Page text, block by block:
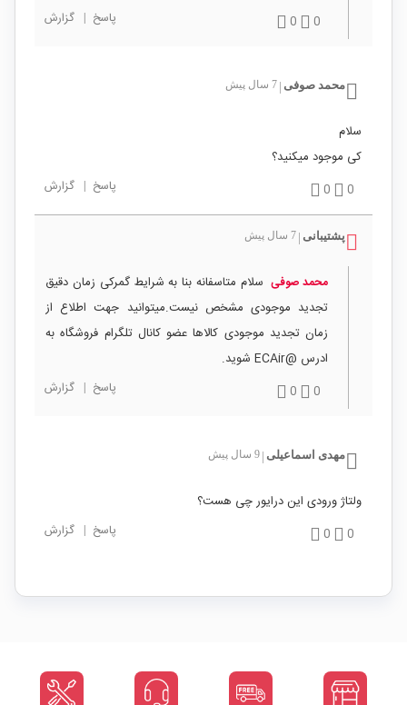
0
0 پاسخ | گزارش
محمد صوفی | 7 سال پیش
سلام
کی موجود میکنید؟
0
0 پاسخ | گزارش
پشتیبانی | 7 سال پیش
محمد صوفی سلام متاسفانه بنا به شرایط گمرکی زمان دقیق
تجدید موجودی مشخص نیست.میتوانید جهت اطلاع از
زمان تجدید موجودی کالاها عضو کانال تلگرام فروشگاه به
ادرس @ECAir شوید.
0
0 پاسخ | گزارش
مهدی اسماعیلی | 9 سال پیش
ولتاژ ورودی این درایور چی هست؟
0
0 پاسخ | گزارش